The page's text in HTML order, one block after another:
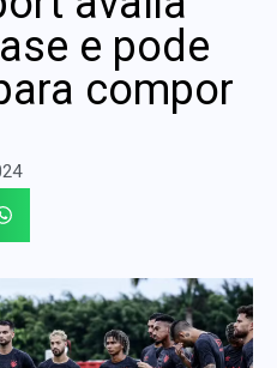
e pode
compor